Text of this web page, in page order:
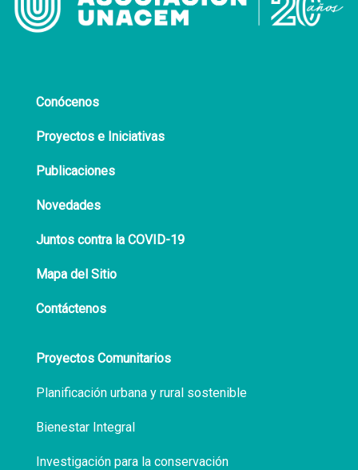
Conócenos
Proyectos e Iniciativas
Publicaciones
Novedades
Juntos contra la COVID-19
Mapa del Sitio
Contáctenos
Proyectos Comunitarios
Planificación urbana y rural sostenible
Bienestar Integral
Investigación para la conservación